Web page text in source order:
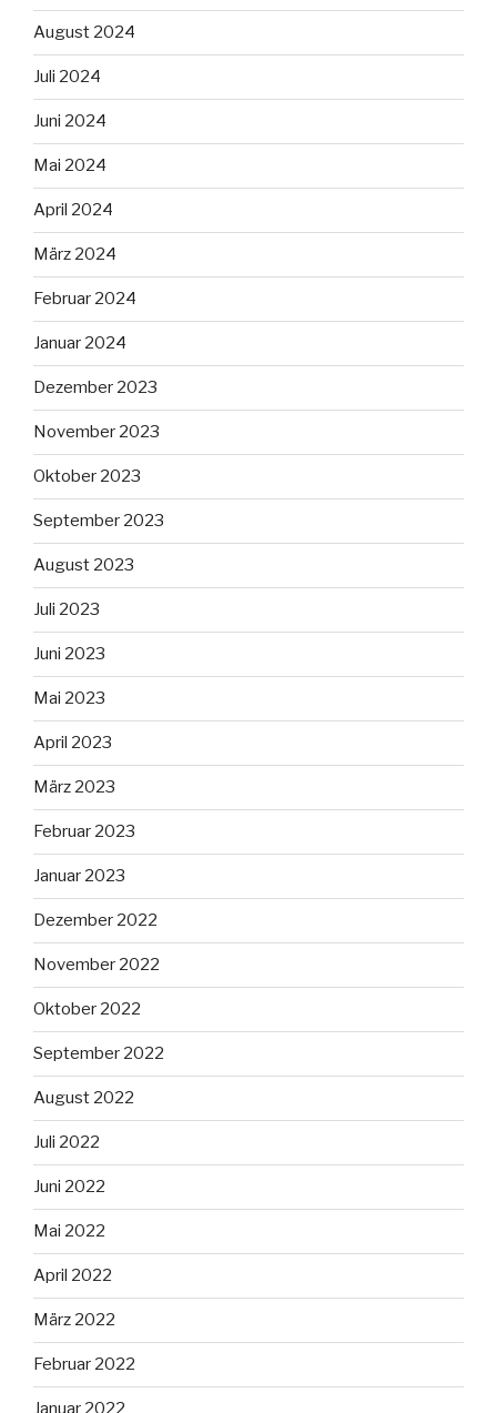
August 2024
Juli 2024
Juni 2024
Mai 2024
April 2024
März 2024
Februar 2024
Januar 2024
Dezember 2023
November 2023
Oktober 2023
September 2023
August 2023
Juli 2023
Juni 2023
Mai 2023
April 2023
März 2023
Februar 2023
Januar 2023
Dezember 2022
November 2022
Oktober 2022
September 2022
August 2022
Juli 2022
Juni 2022
Mai 2022
April 2022
März 2022
Februar 2022